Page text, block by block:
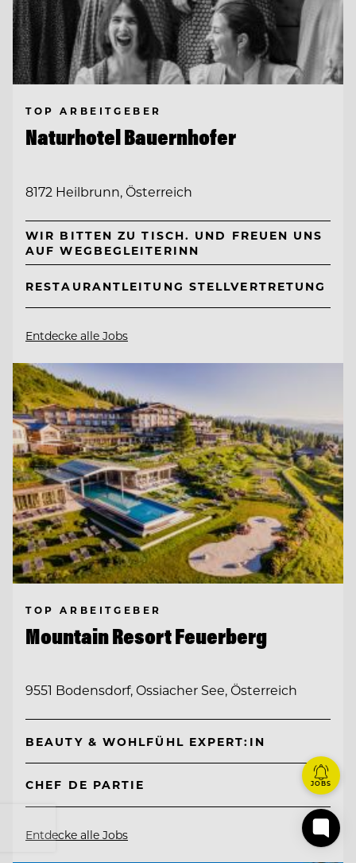
TOP ARBEITGEBER
Naturhotel Bauernhofer
8172 Heilbrunn, Österreich
WIR BITTEN ZU TISCH. UND FREUEN UNS
AUF WEGBEGLEITERINN
RESTAURANTLEITUNG STELLVERTRETUNG
Entdecke alle Jobs
TOP ARBEITGEBER
Mountain Resort Feuerberg
9551 Bodensdorf, Ossiacher See, Österreich
BEAUTY & WOHLFÜHL EXPERT:IN
CHEF DE PARTIE
Entdecke alle Jobs
JOBS